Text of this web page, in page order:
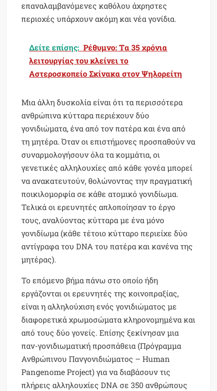
επαναλαμβανόμενες καθόλου άχρηστες
περιοχές υπάρχουν ακόμη και νέα γονίδια.
Δείτε επίσης: Ρέθυμνο: Tα 35 χρόνια
λειτουργίας του κλείνει τo
Αστεροσκοπείο Σκίνακα στον Ψηλορείτη
Μια άλλη δυσκολία είναι ότι τα περισσότερα
ανθρώπινα κύτταρα περιέχουν δύο
γονιδιώματα, ένα από τον πατέρα και ένα από
τη μητέρα. Όταν οι επιστήμονες προσπαθούν να
συναρμολογήσουν όλα τα κομμάτια, οι
γενετικές αλληλουχίες από κάθε γονέα μπορεί
να ανακατευτούν, θολώνοντας την πραγματική
ποικιλομορφία σε κάθε ατομικό γονιδίωμα.
Τελικά οι ερευνητές απλοποίησαν το έργο
τους, αναλύοντας κύτταρα με ένα μόνο
γονιδίωμα (κάθε τέτοιο κύτταρο περιείχε δύο
αντίγραφα του DNA του πατέρα και κανένα της
μητέρας).
Το επόμενο βήμα πάνω στο οποίο ήδη
εργάζονται οι ερευνητές της κοινοπραξίας,
είναι η αλληλούχιση ενός γονιδιώματος με
διαφορετικά χρωμοσώματα κληρονομημένα και
από τους δύο γονείς. Επίσης ξεκίνησαν μια
παν-γονιδιωματική προσπάθεια (Πρόγραμμα
Ανθρώπινου Πανγονιδιώματος – Human
Pangenome Project) για να διαβάσουν τις
πλήρεις αλληλουχίες DNA σε 350 ανθρώπους